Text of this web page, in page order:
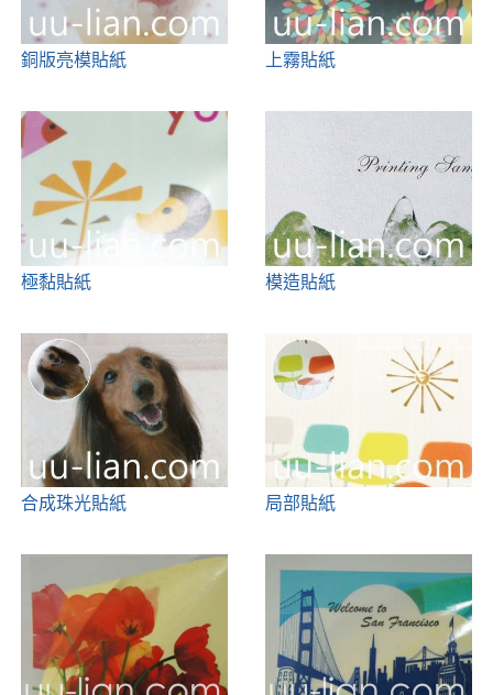
銅版亮模貼紙 上霧貼紙
極黏貼紙 模造貼紙
合成珠光貼紙 局部貼紙